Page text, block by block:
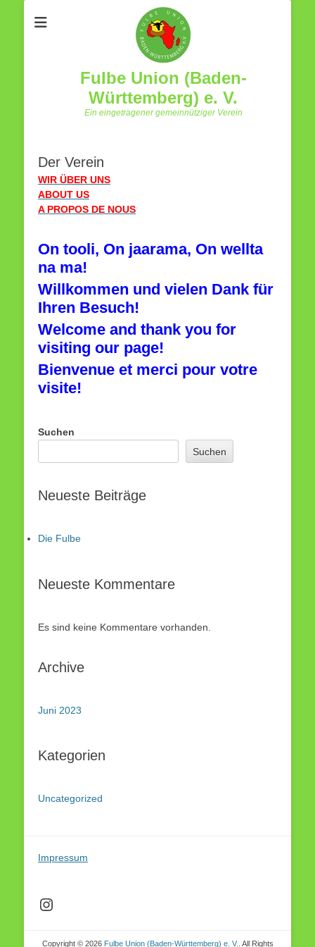
Fulbe Union (Baden-
Württemberg) e. V.
Ein eingetragener gemeinnütziger Verein
Der Verein
WIR ÜBER UNS
ABOUT US
A PROPOS DE NOUS
On tooli, On jaarama, On wellta
na ma!
Willkommen und vielen Dank für
Ihren Besuch!
Welcome and thank you for
visiting our page!
Bienvenue et merci pour votre
visite!
Suchen
Suchen
Neueste Beiträge
Die Fulbe
Neueste Kommentare
Es sind keine Kommentare vorhanden.
Archive
Juni 2023
Kategorien
Uncategorized
Impressum
Instagram
Copyright © 2026 Fulbe Union (Baden-Württemberg) e. V. . All Rights